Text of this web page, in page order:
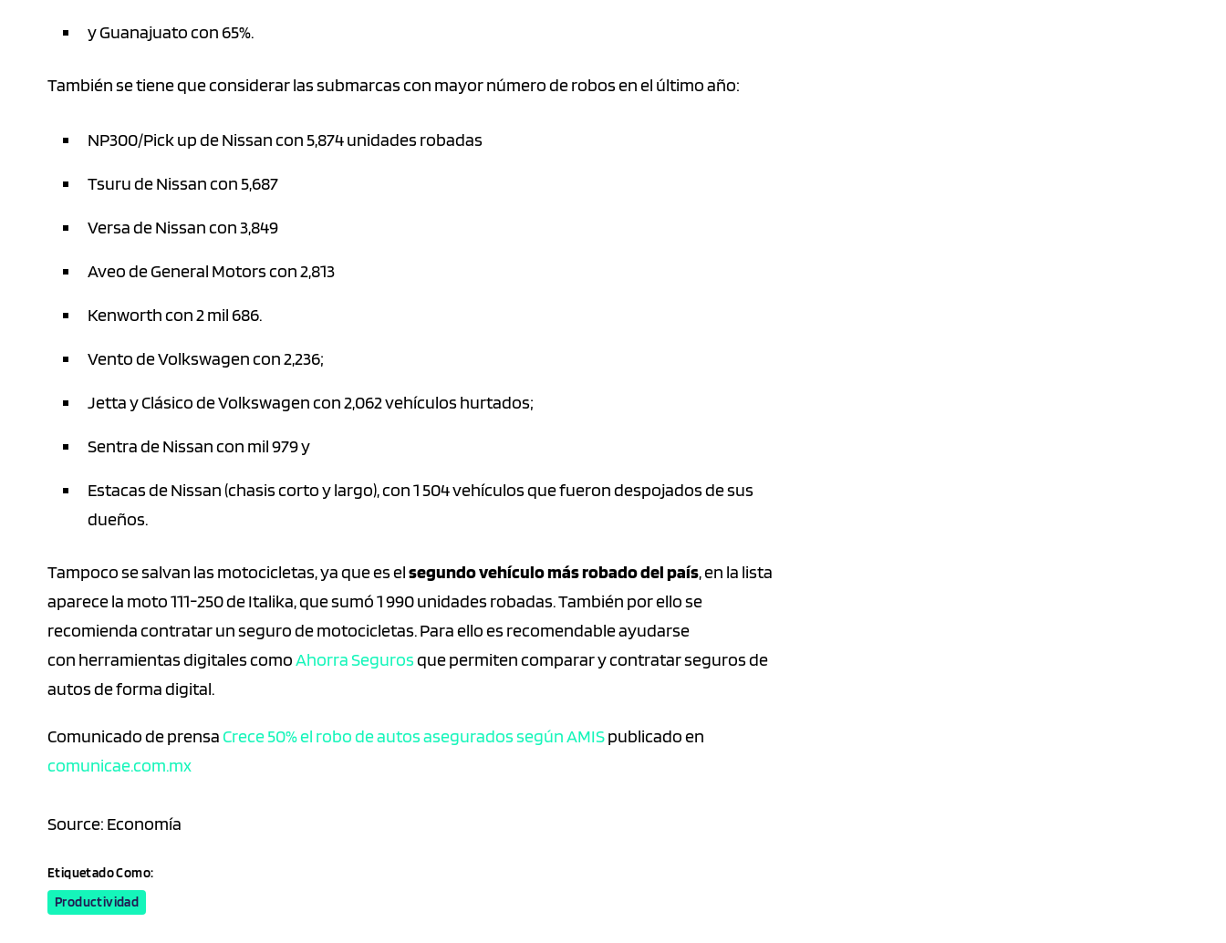
y Guanajuato con 65%.
También se tiene que considerar las submarcas con mayor número de robos en el último año:
NP300/Pick up de Nissan con 5,874 unidades robadas
Tsuru de Nissan con 5,687
Versa de Nissan con 3,849
Aveo de General Motors con 2,813
Kenworth con 2 mil 686.
Vento de Volkswagen con 2,236;
Jetta y Clásico de Volkswagen con 2,062 vehículos hurtados;
Sentra de Nissan con mil 979 y
Estacas de Nissan (chasis corto y largo), con 1 504 vehículos que fueron despojados de sus
dueños.
Tampoco se salvan las motocicletas, ya que es elsegundo vehículo más robado del país, en la lista
aparece la moto 111-250 de Italika, que sumó 1 990 unidades robadas. También por ello se
recomienda contratar un seguro de motocicletas. Para ello es recomendable ayudarse
con herramientas digitales comoAhorra Segurosque permiten comparar y contratar seguros de
autos de forma digital.
Comunicado de prensaCrece 50% el robo de autos asegurados según AMISpublicado en
comunicae.com.mx
Source: Economía
Etiquetado Como:
Productividad